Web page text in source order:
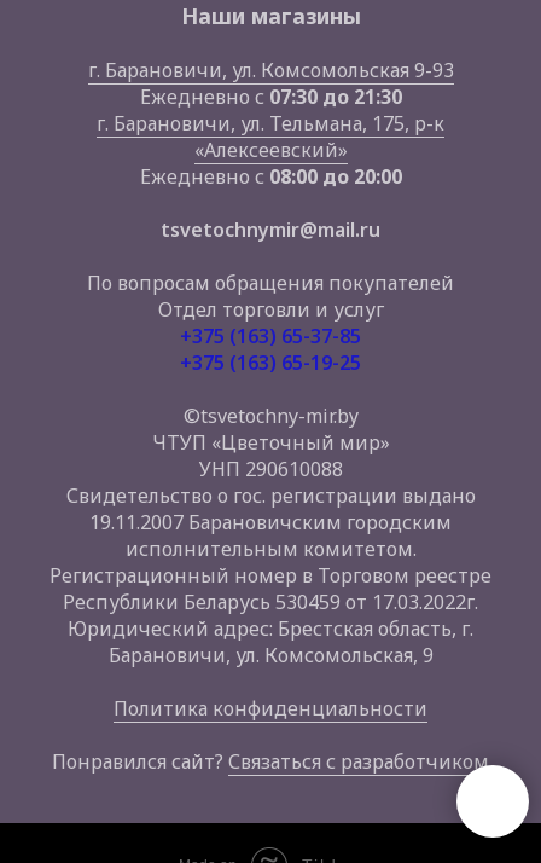
Наши магазины
г. Барановичи, ул. Комсомольская 9-93
Ежедневно с 07:30 до 21:30
г. Барановичи, ул. Тельмана, 175, р-к
«Алексеевский»
Ежедневно с 08:00 до 20:00
tsvetochnymir@mail.ru
По вопросам обращения покупателей
Отдел торговли и услуг
+375 (163) 65-37-85
+375 (163) 65-19-25
©tsvetochny-mir.by
ЧТУП «Цветочный мир»
УНП 290610088
Свидетельство о гос. регистрации выдано
19.11.2007 Барановичским городским
исполнительным комитетом.
Регистрационный номер в Торговом реестре
Республики Беларусь 530459 от 17.03.2022г.
Юридический адрес: Брестская область, г.
Барановичи, ул. Комсомольская, 9
Политика конфиденциальности
Понравился сайт? Связаться с разработчиком